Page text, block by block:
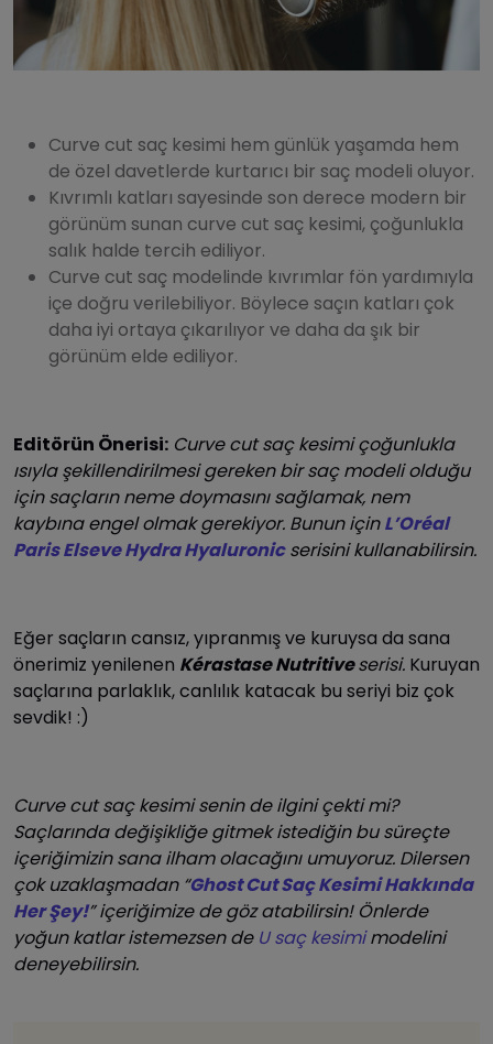
Curve cut saç kesimi hem günlük yaşamda hem
de özel davetlerde kurtarıcı bir saç modeli oluyor.
Kıvrımlı katları sayesinde son derece modern bir
görünüm sunan curve cut saç kesimi, çoğunlukla
salık halde tercih ediliyor.
Curve cut saç modelinde kıvrımlar fön yardımıyla
içe doğru verilebiliyor. Böylece saçın katları çok
daha iyi ortaya çıkarılıyor ve daha da şık bir
görünüm elde ediliyor.
Editörün Önerisi: Curve cut saç kesimi çoğunlukla
ısıyla şekillendirilmesi gereken bir saç modeli olduğu
için saçların neme doymasını sağlamak, nem
kaybına engel olmak gerekiyor. Bunun içinL’Oréal
Paris Elseve Hydra Hyaluronicserisini kullanabilirsin.
Eğer saçların cansız, yıpranmış ve kuruysa da sana
önerimiz yenilenen Kérastase Nutritiveserisi. Kuruyan
saçlarına parlaklık, canlılık katacak bu seriyi biz çok
sevdik! :)
Curve cut saç kesimi senin de ilgini çekti mi?
Saçlarında değişikliğe gitmek istediğin bu süreçte
içeriğimizin sana ilham olacağını umuyoruz. Dilersen
çok uzaklaşmadan “Ghost Cut Saç Kesimi Hakkında
Her Şey!” içeriğimize de göz atabilirsin! Önlerde
yoğun katlar istemezsen de U saç kesimimodelini
deneyebilirsin.